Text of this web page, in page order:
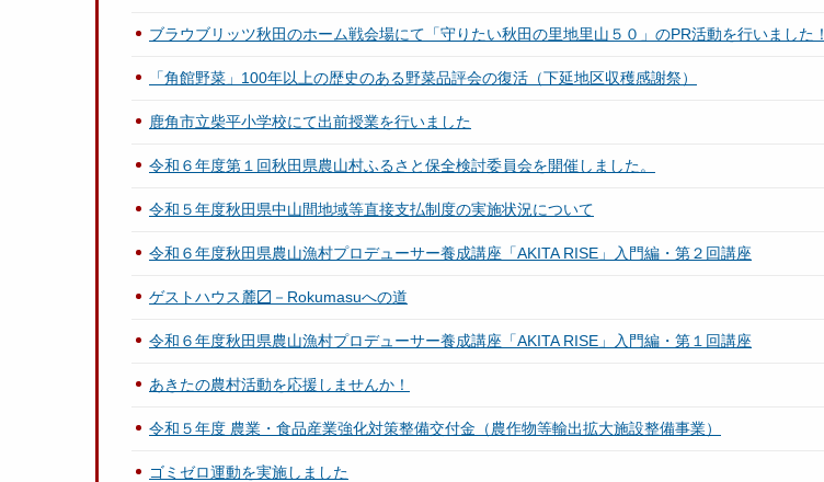
ブラウブリッツ秋田のホーム戦会場にて「守りたい秋田の里地里山５０」のPR活動を行いました！
「角館野菜」100年以上の歴史のある野菜品評会の復活（下延地区収穫感謝祭）
鹿角市立柴平小学校にて出前授業を行いました
令和６年度第１回秋田県農山村ふるさと保全検討委員会を開催しました。
令和５年度秋田県中山間地域等直接支払制度の実施状況について
令和６年度秋田県農山漁村プロデューサー養成講座「AKITA RISE」入門編・第２回講座
ゲストハウス麓〼－Rokumasuへの道
令和６年度秋田県農山漁村プロデューサー養成講座「AKITA RISE」入門編・第１回講座
あきたの農村活動を応援しませんか！
令和５年度 農業・食品産業強化対策整備交付金（農作物等輸出拡大施設整備事業）
ゴミゼロ運動を実施しました